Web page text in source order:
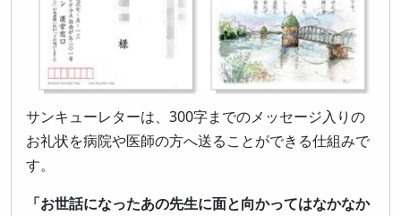
サンキューレターは、300字までのメッセージ入りの
お礼状を病院や医師の方へ送ることができる仕組みで
す。
「お世話になったあの先生に面と向かってはなかなか